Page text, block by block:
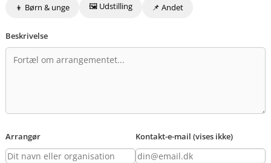
👦 Børn & unge 🖼️ Udstilling 📌 Andet
Beskrivelse
Arrangør Kontakt-e-mail (vises ikke)